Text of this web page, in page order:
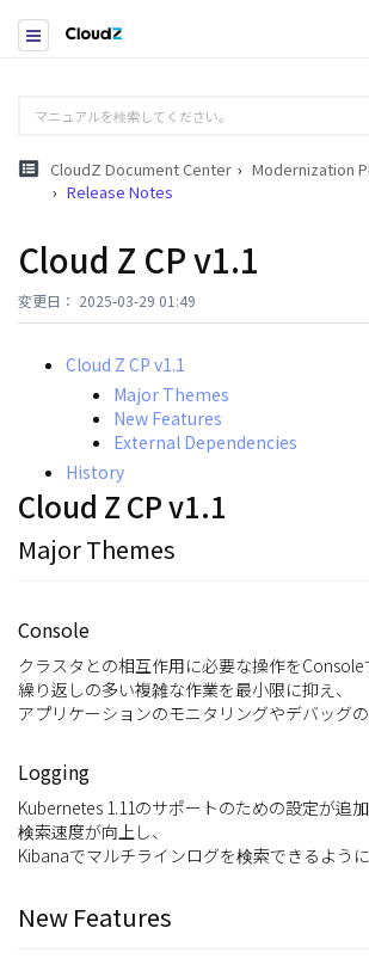
CloudZ Document Center
Modernization
Release Notes
Cloud Z CP v1.1
変更日： 2025-03-29 01:49
Cloud Z CP v1.1
Major Themes
New Features
External Dependencies
History
Cloud Z CP v1.1
Major Themes
Console
クラスタとの相互作用に必要な操作を
繰り返しの多い複雑な作業を最小限に抑え、
アプリケーションのモニタリングやデバッグ
Logging
Kubernetes 1.11のサポートのための設定が追加
検索速度が向上し、
Kibanaでマルチラインログを検索できるように
New Features